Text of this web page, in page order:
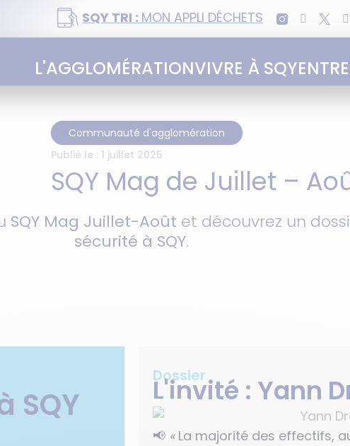
SQY TRI : MON APPLI DÉCHETS
L'AGGLOMÉRATIONVIVRE À SQY
Communauté d'agglomération
Publié le : 1 juillet 2025
SQY Mag de Juillet –
SQY Mag Juillet-Août et découvrez un
sécurité à SQY.
SQY
Dossier
L'invité : Yann
📢 « La majorité des effectifs,